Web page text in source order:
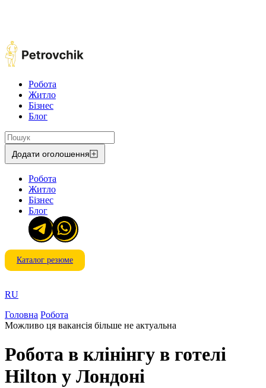
Робота
Житло
Бізнес
Блог
Додати оголошення
Робота
Житло
Бізнес
Блог
Каталог резюме
RU
Головна Робота
Можливо ця вакансія більше не актуальна
Робота в клінінгу в готелі
Hilton у Лондоні